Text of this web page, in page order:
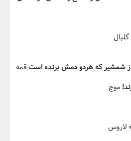
گلبال
قمه
موج
لاروس